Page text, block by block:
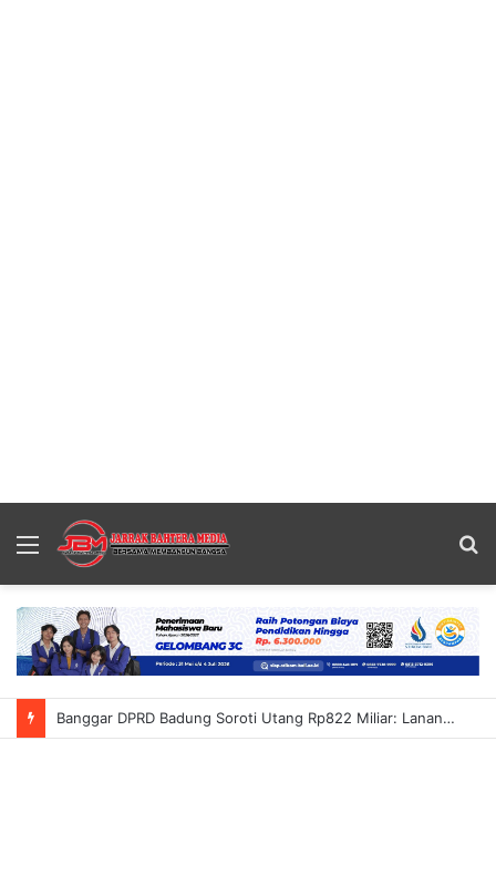
Menu
Banggar DPRD Badung Soroti Utang Rp822 Miliar: Lanang Umbara Minta Pemerataan Pembangunan Hingga Petang Dalam KUA-PPAS 2027